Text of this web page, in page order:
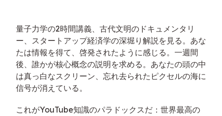
量子力学の2時間講義、古代文明のドキュメンタリ
ー、スタートアップ経済学の深堀り解説を見る。あな
たは情報を得て、啓発されたように感じる。一週間
後、誰かが核心概念の説明を求める。あなたの頭の中
は真っ白なスクリーン、忘れ去られたピクセルの海に
信号が消えている。
これがYouTube知識のパラドックスだ：世界最高の